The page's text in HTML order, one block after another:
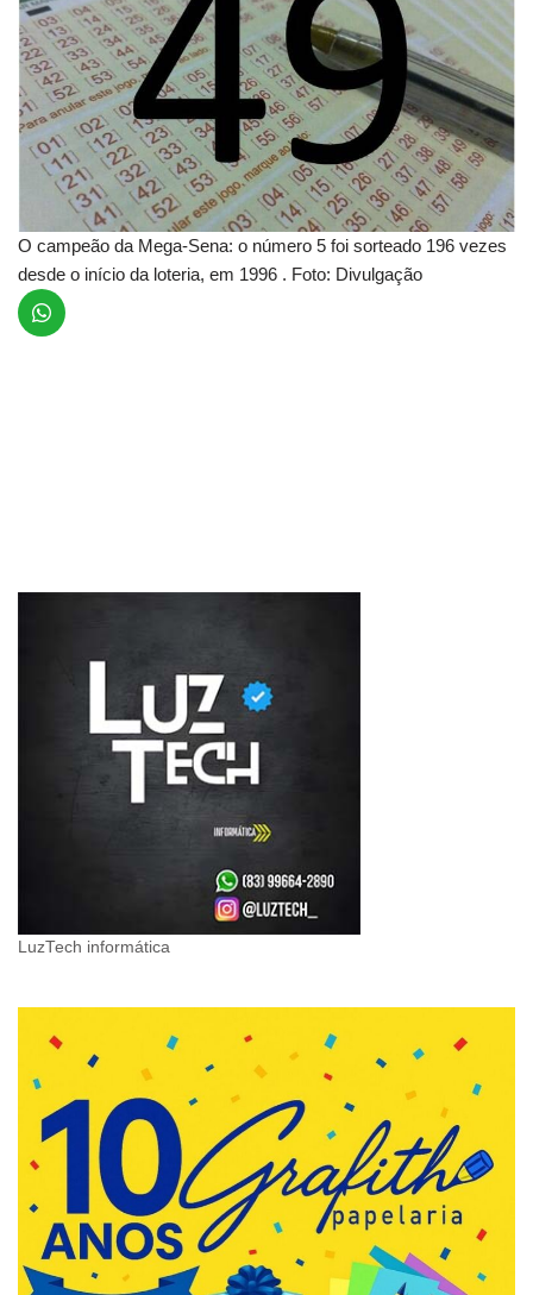
O campeão da Mega-Sena: o número 5 foi sorteado 196 vezes
desde o início da loteria, em 1996 . Foto: Divulgação
LuzTech informática